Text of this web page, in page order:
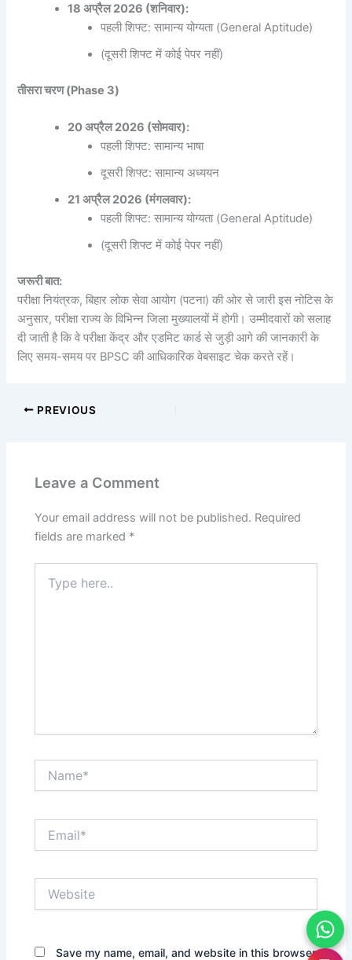
18 अप्रैल 2026 (शनिवार):
पहली शिफ्ट: सामान्य योग्यता (General Aptitude)
(दूसरी शिफ्ट में कोई पेपर नहीं)
तीसरा चरण (Phase 3)
20 अप्रैल 2026 (सोमवार):
पहली शिफ्ट: सामान्य भाषा
दूसरी शिफ्ट: सामान्य अध्ययन
21 अप्रैल 2026 (मंगलवार):
पहली शिफ्ट: सामान्य योग्यता (General Aptitude)
(दूसरी शिफ्ट में कोई पेपर नहीं)
जरूरी बात:
परीक्षा नियंत्रक, बिहार लोक सेवा आयोग (पटना) की ओर से जारी इस नोटिस के
अनुसार, परीक्षा राज्य के विभिन्न जिला मुख्यालयों में होगी। उम्मीदवारों को सलाह
दी जाती है कि वे परीक्षा केंद्र और एडमिट कार्ड से जुड़ी आगे की जानकारी के
लिए समय-समय पर BPSC की आधिकारिक वेबसाइट चेक करते रहें।
PREVIOUS
Leave a Comment
Your email address will not be published. Required
fields are marked *
here..
Save my name, email, and website in this browser